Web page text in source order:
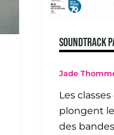
SOUNDTRACK
Jade
Les
plongent le
des